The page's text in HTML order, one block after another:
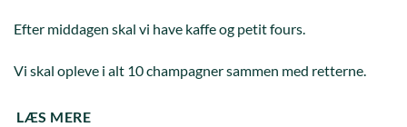
Efter middagen skal vi have kaffe og petit fours.
Vi skal opleve i alt 10 champagner sammen med retterne.
LÆS MERE